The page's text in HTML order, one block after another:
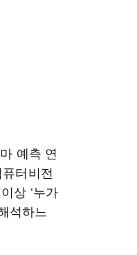
예측 연
터비전
상 ‘누가
석하느